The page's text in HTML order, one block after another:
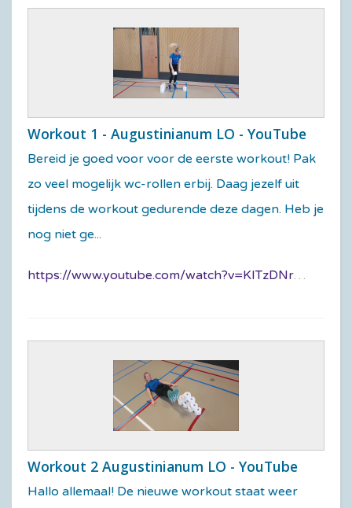
Workout 1 - Augustinianum LO - YouTube
Bereid je goed voor voor de eerste workout! Pak
zo veel mogelijk wc-rollen erbij. Daag jezelf uit
tijdens de workout gedurende deze dagen. Heb je
nog niet ge...
https://www.youtube.com/watch?v=KITzDNrFSHw&feature=youtu.be
Workout 2 Augustinianum LO - YouTube
Hallo allemaal! De nieuwe workout staat weer